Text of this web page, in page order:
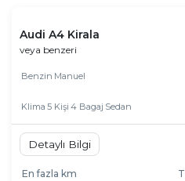
Audi A4 Kirala
veya benzeri
Benzin Manuel
Klima 5 Kişi 4 Bagaj Sedan
Detaylı Bilgi
En fazla km